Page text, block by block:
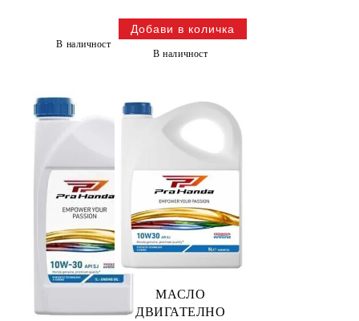
В наличност
В наличност
МАСЛО
ДВИГАТЕЛНО